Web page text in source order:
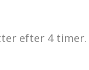
efter 4 timer.